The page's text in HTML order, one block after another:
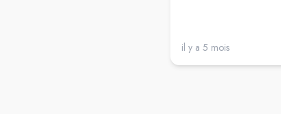
il y a 5 mois